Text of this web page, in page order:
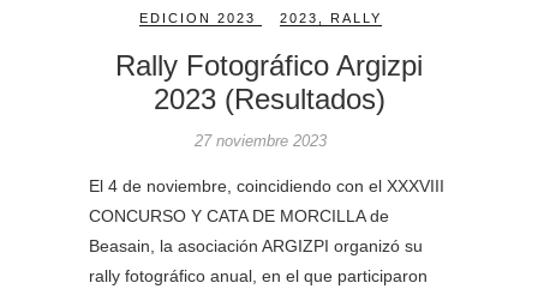
EDICION 2023 2023 RALLY
Rally Fotográfico Argizpi
2023 (Resultados)
27 noviembre 2023
El 4 de noviembre, coincidiendo con el XXXVIII
CONCURSO Y CATA DE MORCILLA de
Beasain, la asociación ARGIZPI organizó su
rally fotográfico anual, en el que participaron